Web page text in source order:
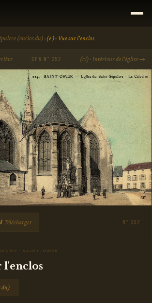
(enclos du) ›(e )- Vue sur l'enclos
CPA N° 352 (c1)- Intérieur de l'église →
⬇ Télécharger N° 352
· SAINT-OMER
l'enclos
du)